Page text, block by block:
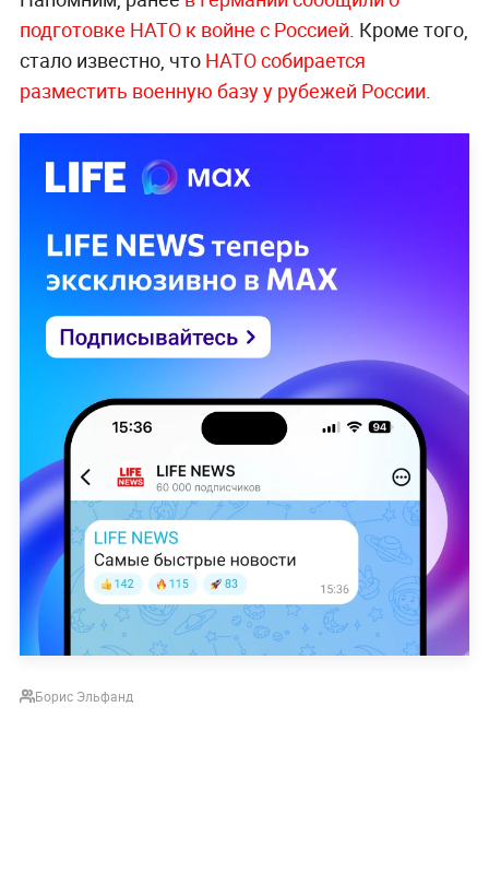
подготовке НАТО к войне с Россией . Кроме того,
стало известно, что НАТО собирается
разместить военную базу у рубежей России
Борис Эльфанд